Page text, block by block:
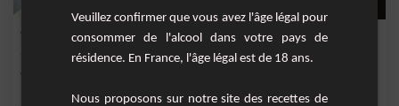
Vodka tatin
Cocktail très doux et délicieux à base de vodka, jus de pomme et caramel.
Veuillez confirmer que vous avez l'âge légal pour
consommer de l'alcool dans votre pays de
résidence. En France, l'âge légal est de 18 ans.
Nous proposons sur notre site des recettes de